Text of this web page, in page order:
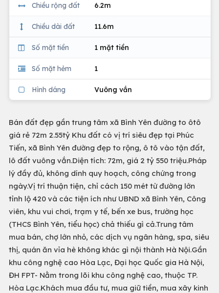
Chiều rộng đất 6.2m
Chiều dài đất 11.6m
Số mặt tiền 1 mặt tiền
Số mặt hẻm 1
Hình dáng Vuông vắn
Bán đất đẹp gần trung tâm xã Bình Yên đường to ôtô
giá rẻ 72m 2.55tỷ Khu đất có vị trí siêu đẹp tại Phúc
Tiến, xã Bình Yên đường đẹp to rộng, ô tô vào tận đất,
lô đất vuông vắn.Diện tích: 72m, giá 2 tỷ 550 triệu.Pháp
lý đầy đủ, không dính quy hoạch, công chứng trong
ngày.Vị trí thuận tiện, chỉ cách 150 mét từ đường lớn
tỉnh lộ 420 và các tiện ích như UBND xã Bình Yên, Công
viên, khu vui chơi, trạm y tế, bến xe bus, trường học
(THCS Bình Yên, tiểu học) chả thiếu gì cả.Trung tâm
mua bán, chợ lớn nhỏ, các dịch vụ ngân hàng, spa, siêu
thị, quán ăn vỉa hè không khác gì nội thành Hà Nội.Gần
khu công nghệ cao Hòa Lạc, Đại học Quốc gia Hà Nội,
ĐH FPT- Nằm trong lõi khu công nghệ cao, thuộc TP.
Hòa Lạc.Khách mua đầu tư, mua giữ tiền, mua xây kinh